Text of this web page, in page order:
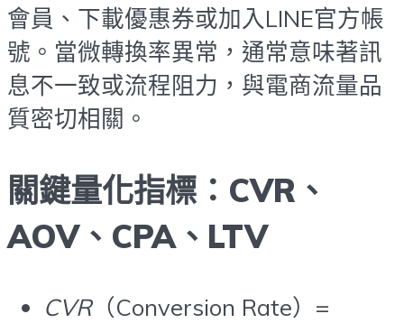
會員、下載優惠券或加入LINE官方帳
號。當微轉換率異常，通常意味著訊
息不一致或流程阻力，與電商流量品
質密切相關。
關鍵量化指標：CVR、
AOV、CPA、LTV
CVR（Conversion Rate）=